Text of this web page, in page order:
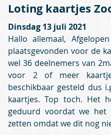
Loting kaartjes
Dinsdag 13 juli 2021
Hallo allemaal,
plaatsgevonden voor de
wel 36 deelnemers van
voor 2 of meer
beschikbaar gesteld dus
kaartjes. Top toch. Het
geduurd voordat we het
zetten omdat we dit nog